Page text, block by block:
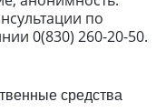
по
0(830) 260-20-50.
средства